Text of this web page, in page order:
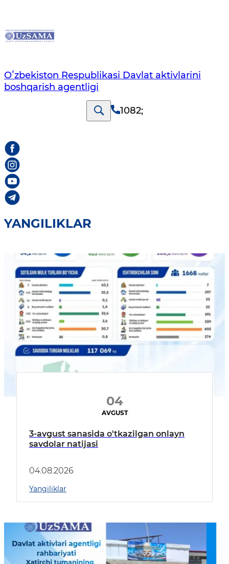
Oʻzbekiston Respublikasi Davlat aktivlarini
boshqarish agentligi
1082;
YANGILIKLAR
04
AVGUST
3-avgust sanasida o'tkazilgan onlayn
savdolar natijasi
04.08.2026
Yangiliklar